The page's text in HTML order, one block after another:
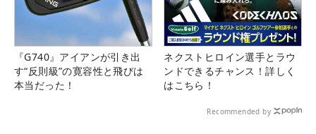
『G740』アイアンが引き出
す“反則級”の寛容性と飛びは
本当だった！
ネクストヒロイン選手とラウ
ンドできるチャンス！詳しく
はこちら！
Recommended by